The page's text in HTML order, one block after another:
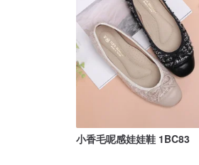
小香毛呢感娃娃鞋 1BC83